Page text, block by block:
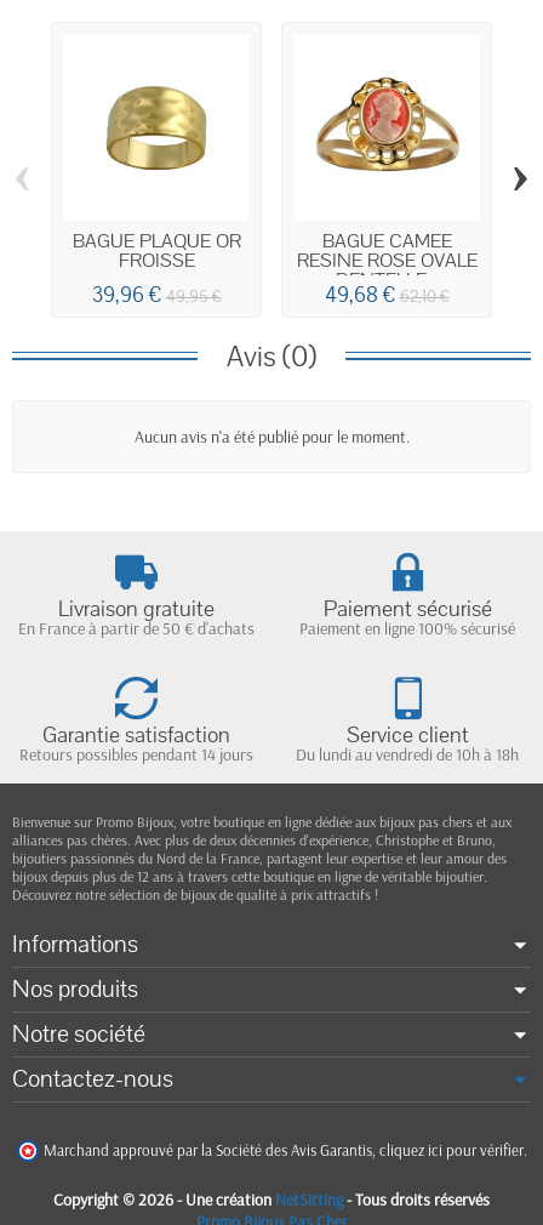
BAGUE PLAQUE OR
FROISSE
39,96 €49,95 €
BAGUE CAMEE
RESINE ROSE OVALE
DENTELLE...
49,68 €62,10 €
‹ ›
Avis (0)
Aucun avis n'a été publié pour le moment.
Livraison gratuite
En France à partir de 50 € d'achats
Paiement sécurisé
Paiement en ligne 100% sécurisé
Garantie satisfaction
Retours possibles pendant 14 jours
Service client
Du lundi au vendredi de 10h à 18h
Bienvenue sur Promo Bijoux, votre boutique en ligne dédiée aux bijoux pas chers et aux
alliances pas chères. Avec plus de deux décennies d'expérience, Christophe et Bruno,
bijoutiers passionnés du Nord de la France, partagent leur expertise et leur amour des
bijoux depuis plus de 12 ans à travers cette boutique en ligne de véritable bijoutier.
Découvrez notre sélection de bijoux de qualité à prix attractifs !
Informations
Nos produits
Notre société
Contactez-nous
Marchand approuvé par la Société des Avis Garantis, cliquez ici pour vérifier
Copyright © 2026 - Une création NetSitting- Tous droits réservés